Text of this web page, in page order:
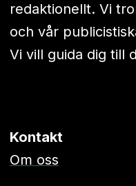
redaktionellt. Vi
och vår
Vi vill guida dig till
Kontakt
Om oss